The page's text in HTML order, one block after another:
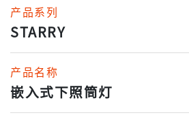
产品系列
STARRY
产品名称
嵌入式下照筒灯